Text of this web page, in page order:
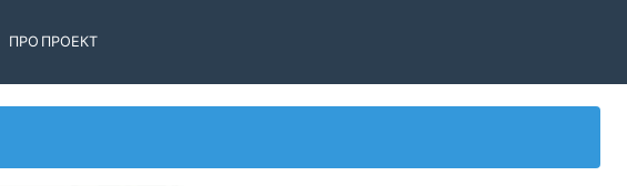
ПРО ПРОЕКТ